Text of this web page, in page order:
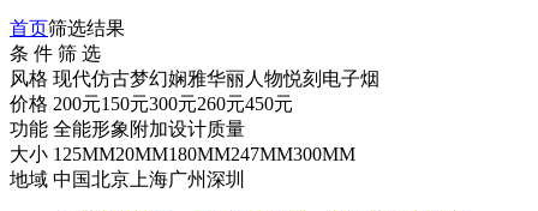
首页筛选结果
条 件 筛 选
风格 现代仿古梦幻娴雅华丽人物悦刻电子烟
价格 200元150元300元260元450元
功能 全能形象 附加设计质量
大小 125MM20MM180MM247MM300MM
地域 中国北京 上海广州深圳